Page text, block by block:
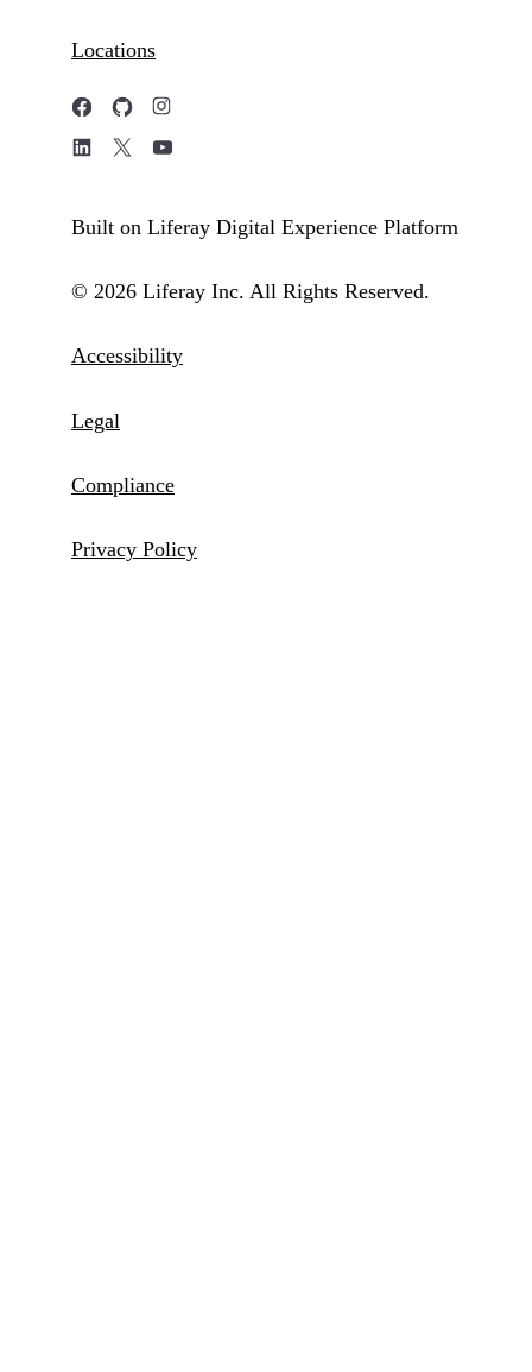
Locations
Built on Liferay Digital Experience Platform
© 2026 Liferay Inc. All Rights Reserved.
Accessibility
Legal
Compliance
Privacy Policy